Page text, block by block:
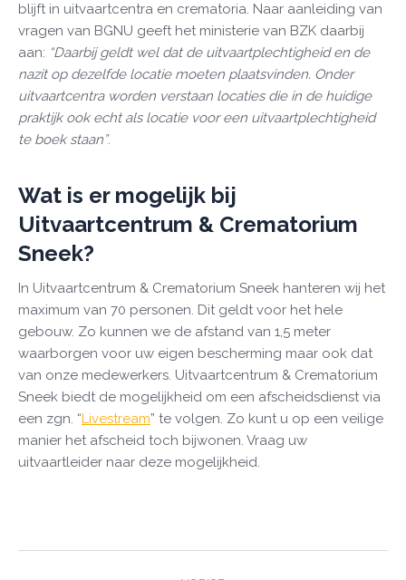
blijft in uitvaartcentra en crematoria. Naar aanleiding van
vragen van BGNU geeft het ministerie van BZK daarbij
aan: “Daarbij geldt wel dat de uitvaartplechtigheid en de
nazit op dezelfde locatie moeten plaatsvinden. Onder
uitvaartcentra worden verstaan locaties die in de huidige
praktijk ook echt als locatie voor een uitvaartplechtigheid
te boek staan”.
Wat is er mogelijk bij
Uitvaartcentrum & Crematorium
Sneek?
In Uitvaartcentrum & Crematorium Sneek hanteren wij het
maximum van 70 personen. Dit geldt voor het hele
gebouw. Zo kunnen we de afstand van 1,5 meter
waarborgen voor uw eigen bescherming maar ook dat
van onze medewerkers. Uitvaartcentrum & Crematorium
Sneek biedt de mogelijkheid om een afscheidsdienst via
een zgn. “Livestream” te volgen. Zo kunt u op een veilige
manier het afscheid toch bijwonen. Vraag uw
uitvaartleider naar deze mogelijkheid.